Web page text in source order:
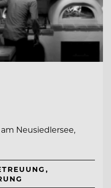
Neusiedlersee,